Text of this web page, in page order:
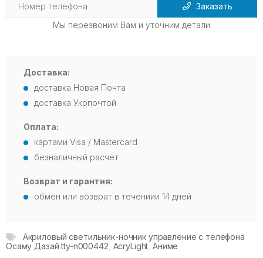
Заказать
Мы перезвоним Вам и уточним детали
Доставка:
доставка Новая Почта
доставка Укрпочтой
Оплата:
картами Visa / Mastercard
безналичный расчет
Возврат и гарантия:
обмен или возврат в течениии 14 дней
Акриловый светильник-ночник управление с телефона
Осаму Дазай tty-n000442, AcryLight, Аниме